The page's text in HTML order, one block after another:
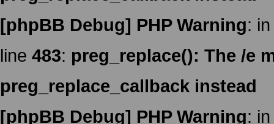
[phpBB Debug] PHP Warning:
line 483: preg_replace(): The /e
preg_replace_callback instead
[phpBB Debug] PHP Warning: